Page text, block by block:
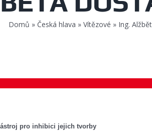
Domů » Česká hlava » Vítězové » Ing.
pro inhibici jejich tvorby